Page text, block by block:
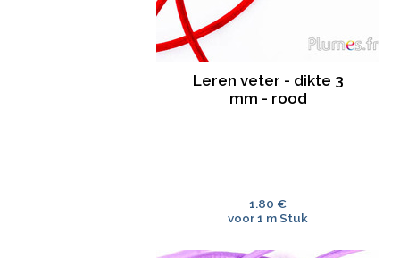
Leren veter - dikte 3
mm - rood
1.80 €
voor 1 m Stuk